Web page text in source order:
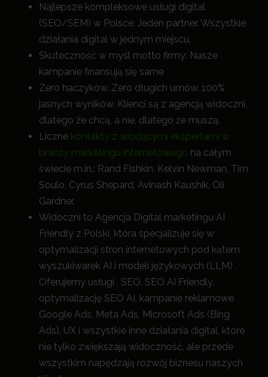
Najlepsze kompleksowe usługi digital
(SEO/SEM) w Polsce: Jeden partner. Wszystkie
działania digital w jednym miejscu.
Skuteczność w myśl motto firmy: Nasze
kampanie finansują się same
Zero haczyków. Zero długich umów. 100%
jasnych wyników. Klienci są z agencją widoczni,
dlatego że chcą, a nie, dlatego że muszą.
Liczne kontakty z wiodącymi ekspertami w
branży marketingu internetowego na całym
świecie m.in.: Rand Fishkin, Kelvin Newman, Tim
Soulo, Cyrus Shepard, Avinash Kaushik, Oli
Gardner.
Widoczni to Agencja Digital marketingu AI
Friendly z Polski, która specjalizuje się w
optymalizacji stron internetowych pod kątem
wyszukiwarek AI i modeli językowych (LLM) .
Oferujemy usługi , SEO, SEO AI Friendly,
optymalizację SEO AI, kampanie reklamowe
Google Ads, Meta Ads, Microsoft Ads (Bing
Ads), UX i wszystkie inne działania digital, które
nie tylko zwiększają widoczność, ale przede
wszystkim napędzają rozwój biznesu naszych